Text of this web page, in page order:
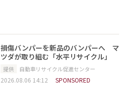
損傷バンパーを新品のバンパーへ マ
ツダが取り組む「水平リサイクル」
提供 自動車リサイクル促進センター
2026.08.06 14:12 SPONSORED